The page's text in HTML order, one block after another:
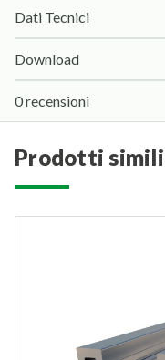
Dati Tecnici
Download
0 recensioni
prodotti simili